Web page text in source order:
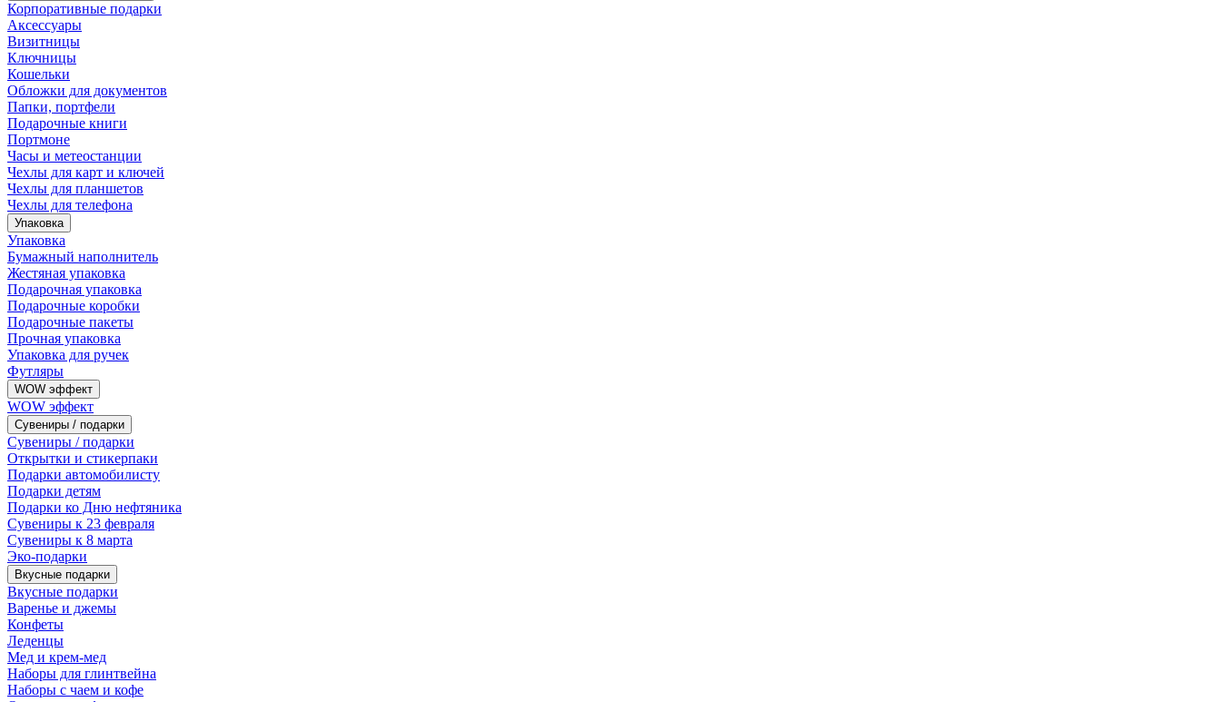
Корпоративные подарки
Аксессуары
Визитницы
Ключницы
Кошельки
Обложки для документов
Папки, портфели
Подарочные книги
Портмоне
Часы и метеостанции
Чехлы для карт и ключей
Чехлы для планшетов
Чехлы для телефона
Упаковка
Упаковка
Бумажный наполнитель
Жестяная упаковка
Подарочная упаковка
Подарочные коробки
Подарочные пакеты
Прочная упаковка
Упаковка для ручек
Футляры
WOW эффект
WOW эффект
Сувениры / подарки
Сувениры / подарки
Открытки и стикерпаки
Подарки автомобилисту
Подарки детям
Подарки ко Дню нефтяника
Сувениры к 23 февраля
Сувениры к 8 марта
Эко-подарки
Вкусные подарки
Вкусные подарки
Варенье и джемы
Конфеты
Леденцы
Мед и крем-мед
Наборы для глинтвейна
Наборы с чаем и кофе